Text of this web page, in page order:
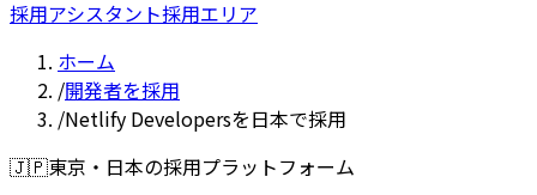
採用アシスタント採用エリア
ホーム
/開発者を採用
/Netlify Developersを日本で採用
🇯🇵東京・日本の採用プラットフォーム